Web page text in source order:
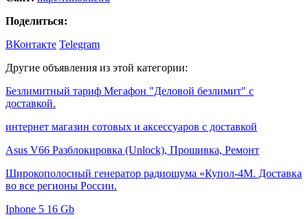
Поделиться:
ВКонтакте Telegram
Другие объявления из этой категории:
Безлимитный тариф Мегафон "Деловой безлимит" с
доставкой.
интернет магазин сотовых и аксессуаров с доставкой
Asus V66 Разблокировка (Unlock), Прошивка, Ремонт
Широкополосный генератор радиошума «Купол-4М. Доставка
во все регионы России.
Iphone 5 16 Gb